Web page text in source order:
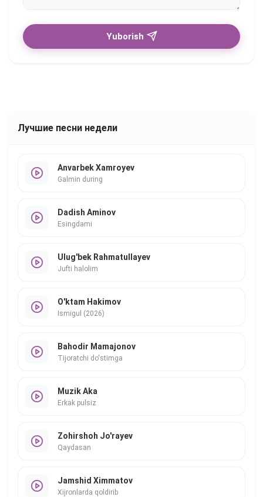
Yuborish
Лучшие песни недели
Anvarbek Xamroyev
Galmin during
Dadish Aminov
Esingdami
Ulug'bek Rahmatullayev
Jufti halolim
O'ktam Hakimov
Ismigul (2026)
Bahodir Mamajonov
Tijoratchi do'stimga
Muzik Aka
Erkak pulsiz
Zohirshoh Jo'rayev
Qaydasan
Jamshid Ximmatov
Xijronlarda qoldirib